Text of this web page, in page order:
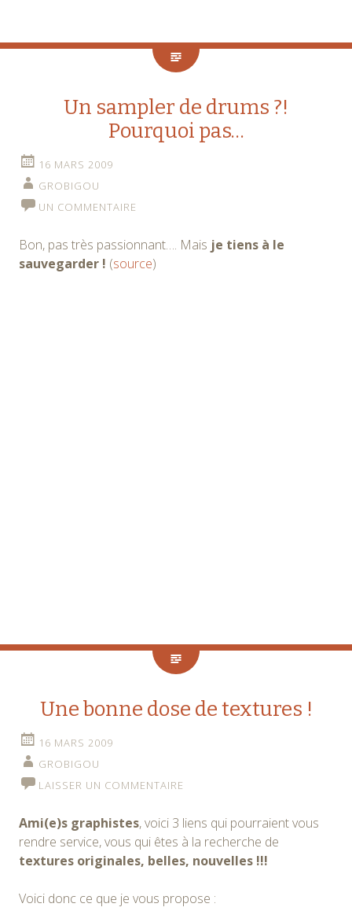
Un sampler de drums ?!
Pourquoi pas…
16 MARS 2009
GROBIGOU
UN COMMENTAIRE
Bon, pas très passionnant…. Mais je tiens à le
sauvegarder ! (source)
Une bonne dose de textures !
16 MARS 2009
GROBIGOU
LAISSER UN COMMENTAIRE
Ami(e)s graphistes, voici 3 liens qui pourraient vous
rendre service, vous qui êtes à la recherche de
textures originales, belles, nouvelles !!!
Voici donc ce que je vous propose :